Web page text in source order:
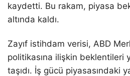
kaydetti. Bu rakam, piyasa
altında kaldı.
Zayıf istihdam verisi, ABD
politikasına ilişkin beklentileri
taşıdı. İş gücü piyasasındaki